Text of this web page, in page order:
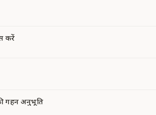
करें
गहन अनुभूति